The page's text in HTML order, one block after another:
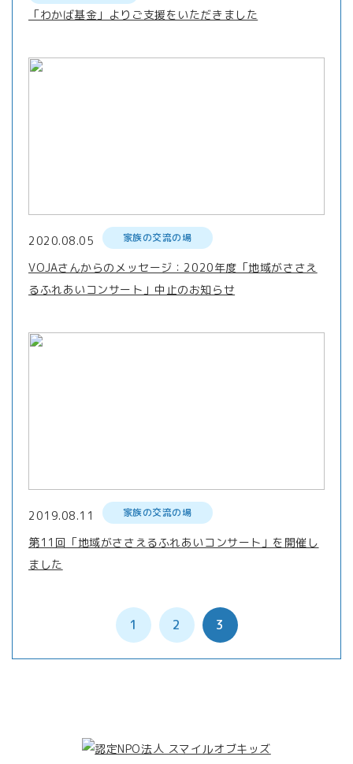
「わかば基金」よりご支援をいただきました
2020.08.05 家族の交流の場
VOJAさんからのメッセージ：2020年度「地域がささえ
るふれあいコンサート」中止のお知らせ
2019.08.11 家族の交流の場
第11回「地域がささえるふれあいコンサート」を開催し
ました
1 2 3